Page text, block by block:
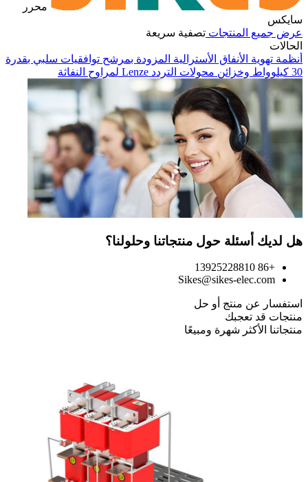
محرر
سايكس
عرض جميع المنتجات تصفية سريعة
الحالات
أنظمة تهوية الأنفاق الأسترالية المزودة بمرشح توافقيات سلبي بقدرة
30 كيلوواط وخزائن محولات التردد Lenze لمراوح النفاثة
هل لديك أسئلة حول منتجاتنا وحلولنا؟
+86 13925228810
Sikes@sikes-elec.com
استفسار عن منتج أو حل
منتجات قد تعجبك
منتجاتنا الأكثر شهرة ومبيعًا